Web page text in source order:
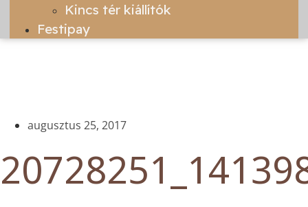
Kincs tér kiállítók
Festipay
augusztus 25, 2017